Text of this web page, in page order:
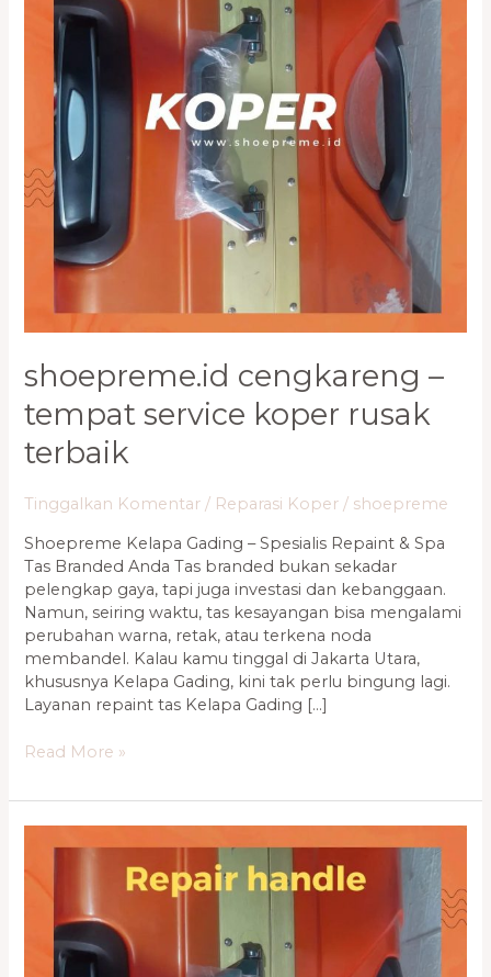
shoepreme.id cengkareng –
tempat service koper rusak
terbaik
Tinggalkan Komentar / Reparasi Koper / shoepreme
Shoepreme Kelapa Gading – Spesialis Repaint & Spa
Tas Branded Anda Tas branded bukan sekadar
pelengkap gaya, tapi juga investasi dan kebanggaan.
Namun, seiring waktu, tas kesayangan bisa mengalami
perubahan warna, retak, atau terkena noda
membandel. Kalau kamu tinggal di Jakarta Utara,
khususnya Kelapa Gading, kini tak perlu bingung lagi.
Layanan repaint tas Kelapa Gading […]
Koper
Rusak
Read More »
Koper
Terdekat
Cengkareng